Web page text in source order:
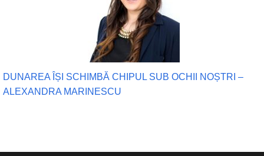
DUNAREA ÎȘI SCHIMBĂ CHIPUL SUB OCHII NOȘTRI –
ALEXANDRA MARINESCU